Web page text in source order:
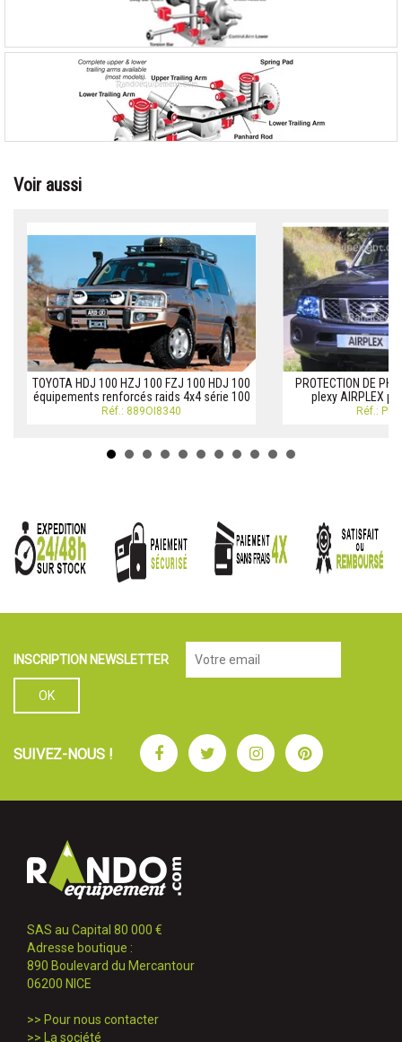
Voir aussi
TOYOTA HDJ 100 HZJ 100 FZJ 100 HDJ 100
équipements renforcés raids 4x4 série 100
Réf.: 889OI8340
PROTECTION DE
plexy AIRPLEX
Réf.:
INSCRIPTION NEWSLETTER
SUIVEZ-NOUS ! FacebookTwitterInstagramPinterest
SAS au Capital 80 000 €
Adresse boutique :
890 Boulevard du Mercantour
06200 NICE
>> Pour nous contacter
>>
La société